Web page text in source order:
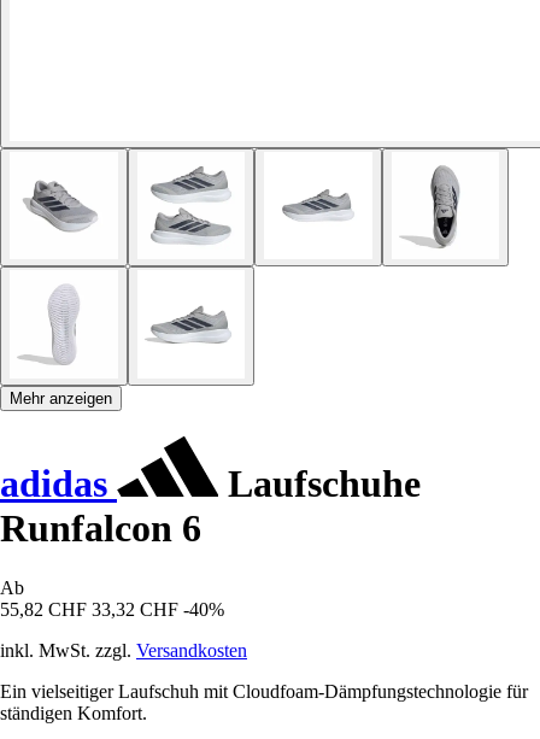
Mehr anzeigen
adidas
Laufschuhe
Runfalcon 6
Ab
55,82 CHF 33,32 CHF -40%
inkl. MwSt. zzgl. Versandkosten
Ein vielseitiger Laufschuh mit Cloudfoam-Dämpfungstechnologie für
ständigen Komfort.